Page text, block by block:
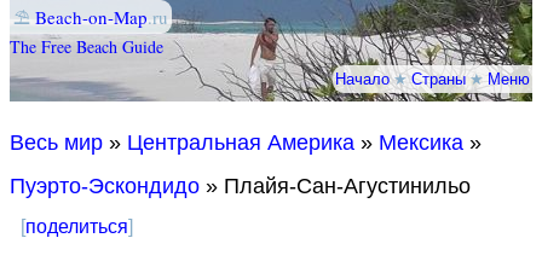
⛱ Beach-on-Map.ru
The Free Beach Guide
Начало★Страны★Меню
Весь мир » Центральная Америка » Мексика »
Пуэрто-Эскондидо » Плайя-Сан-Агустинильо
[поделиться]